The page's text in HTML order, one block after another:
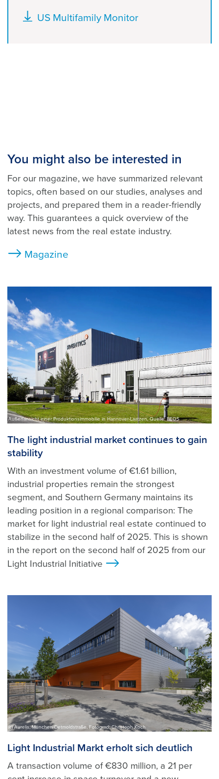
Document
US Multifamily Monitor
You might also be interested in
For our magazine, we have summarized relevant
topics, often based on our studies, analyses and
projects, and prepared them in a reader-friendly
way. This guarantees a quick overview of the
latest news from the real estate industry.
Magazine
Außenansicht einer Produktionsimmobilie in Hannover-Laatzen, Quelle: BEOS
The light industrial market continues to gain
stability
With an investment volume of €1.61 billion,
industrial properties remain the strongest
segment, and Southern Germany maintains its
leading position in a regional comparison: The
market for light industrial real estate continued to
stabilize in the second half of 2025. This is shown
in the report on the second half of 2025 from our
Light Industrial Initiative
(c) Aurelis, München Detmoldstraße, Fotograd: Christoph Koch
Light Industrial Markt erholt sich deutlich
A transaction volume of €830 million, a 21 per